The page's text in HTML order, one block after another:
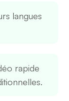
langues
rapide